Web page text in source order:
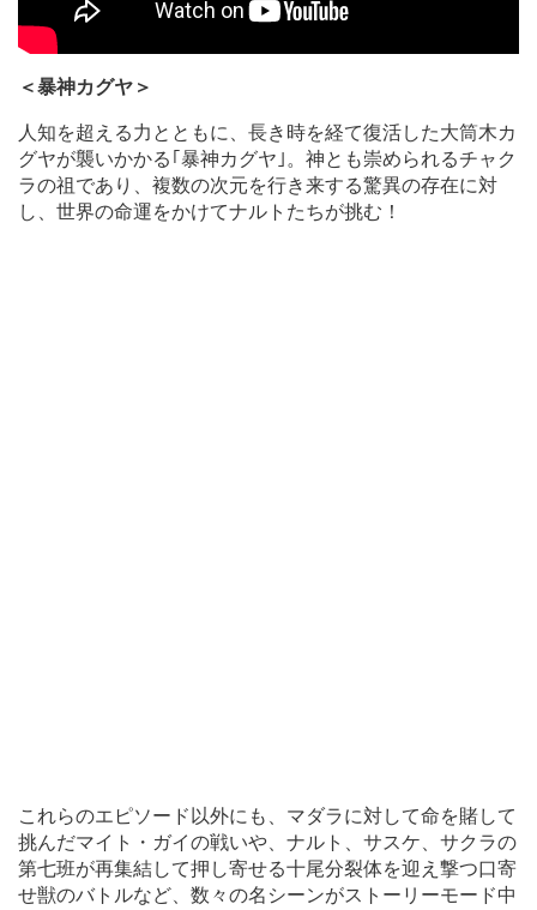
＜暴神カグヤ＞
人知を超える力とともに、長き時を経て復活した大筒木カ
グヤが襲いかかる｢暴神カグヤ｣。神とも崇められるチャク
ラの祖であり、複数の次元を行き来する驚異の存在に対
し、世界の命運をかけてナルトたちが挑む！
これらのエピソード以外にも、マダラに対して命を賭して
挑んだマイト・ガイの戦いや、ナルト、サスケ、サクラの
第七班が再集結して押し寄せる十尾分裂体を迎え撃つ口寄
せ獣のバトルなど、数々の名シーンがストーリーモード中